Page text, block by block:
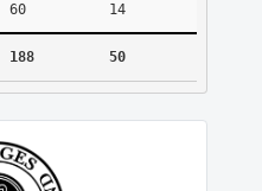
60 14
188 50